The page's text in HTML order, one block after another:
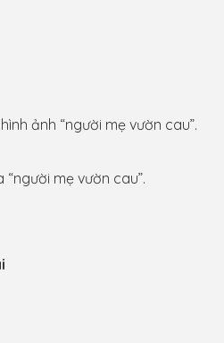
ảnh “người mẹ vườn cau”.
mẹ vườn cau”.